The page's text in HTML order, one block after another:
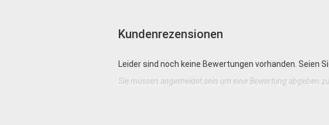
Kundenrezensionen
Leider sind noch keine Bewertungen vorhanden. Seien
Sie müssen angemeldet sein um eine Bewertung abgeben